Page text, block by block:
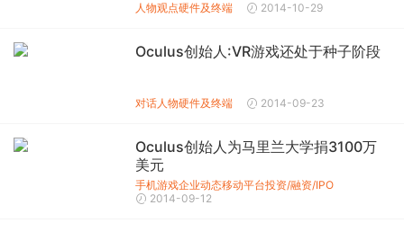
人物观点硬件及终端 2014-10-29
Oculus创始人:VR游戏还处于种子阶段
对话人物硬件及终端 2014-09-23
Oculus创始人为马里兰大学捐3100万
美元
手机游戏企业动态移动平台投资/融资/IPO
2014-09-12